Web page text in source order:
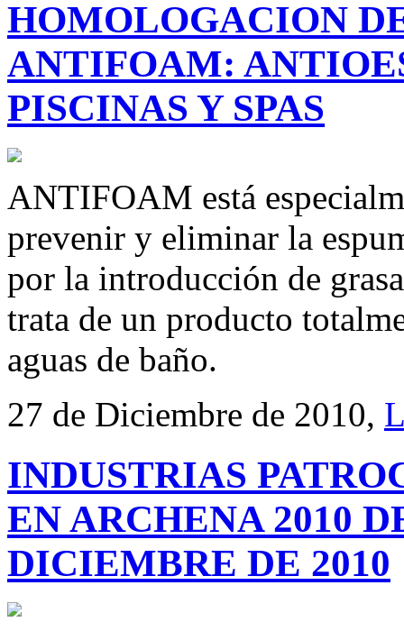
HOMOLOGACION
ANTIFOAM:
PISCINAS Y SPAS
ANTIFOAM está
prevenir y eliminar la
por la introducción de
trata de un producto
aguas de baño.
27 de Diciembre de 2010,
INDUSTRIAS
EN ARCHENA 2010
DICIEMBRE DE 2010